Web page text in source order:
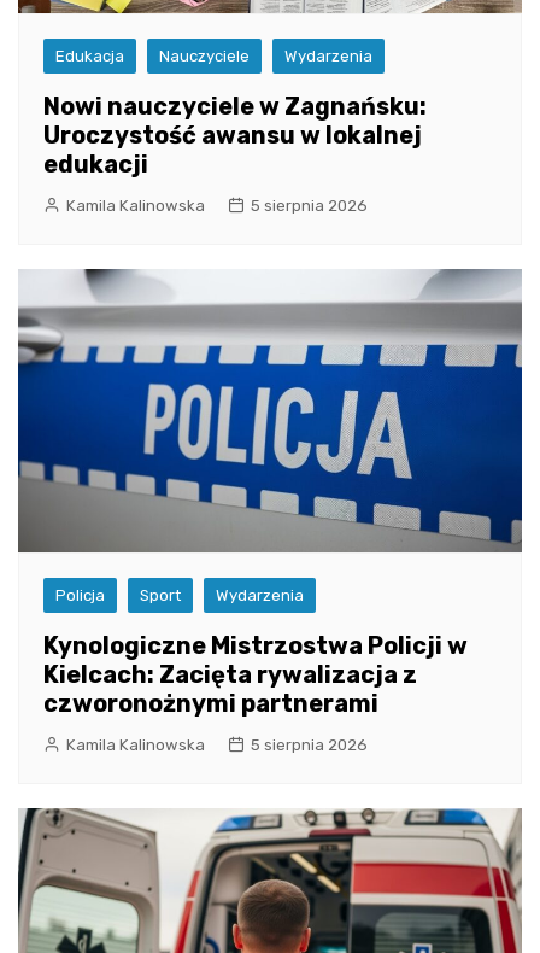
Edukacja Nauczyciele Wydarzenia
Nowi nauczyciele w Zagnańsku:
Uroczystość awansu w lokalnej
edukacji
Kamila Kalinowska 5 sierpnia 2026
Policja Sport Wydarzenia
Kynologiczne Mistrzostwa Policji w
Kielcach: Zacięta rywalizacja z
czworonożnymi partnerami
Kamila Kalinowska 5 sierpnia 2026